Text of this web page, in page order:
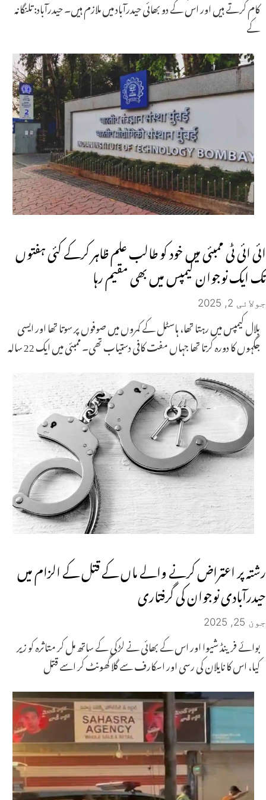
کام کرتے ہیں اور اس کے دو بھائی حیدرآباد میں ملازم ہیں۔ حیدرآباد: تلنگانہ
کے
ائی ائی ٹی ممبئی میں خود کو طالب علم ظاہر کرکے کئی ہفتوں
تک ایک نوجوان کیمپس میں بھی مقیم رہا
جولائی 2, 2025
بلال کیمپس میں رہتا تھا، ہاسٹل کے کمروں میں صوفوں پر سوتا تھا اور ایسی
جگہوں کا دورہ کرتا تھا جہاں مفت کافی دستیاب تھی۔ ممبئی میں ایک 22 سالہ
رشتہ پر اعتراض کرنے والے ماں کے قتل کے الزام میں
حیدرآبادی نوجوان کی گرفتاری
جون 25, 2025
بوائے فرینڈ شیوا اور اس کے بھائی نے لڑکی کے ساتھ مل کر متاثرہ کو زیر
کیا، اس کا نایلان کی رسی اور اسکارف سے گلا گھونٹ کر اسے قتل